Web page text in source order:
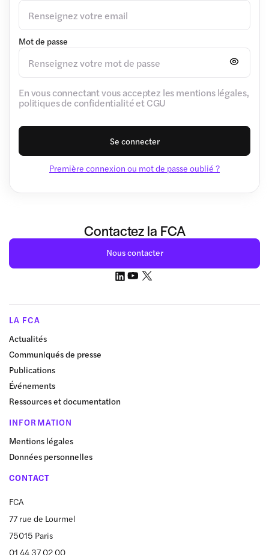
Mot de passe
En vous connectant vous acceptez les mentions légales,
politiques de confidentialité et CGU
Se connecter
Première connexion ou mot de passe oublié ?
Contactez la FCA
Nous contacter
LA FCA
Actualités
Communiqués de presse
Publications
Événements
Ressources et documentation
INFORMATION
Mentions légales
Données personnelles
CONTACT
FCA
77 rue de Lourmel
75015 Paris
01 44 37 02 00